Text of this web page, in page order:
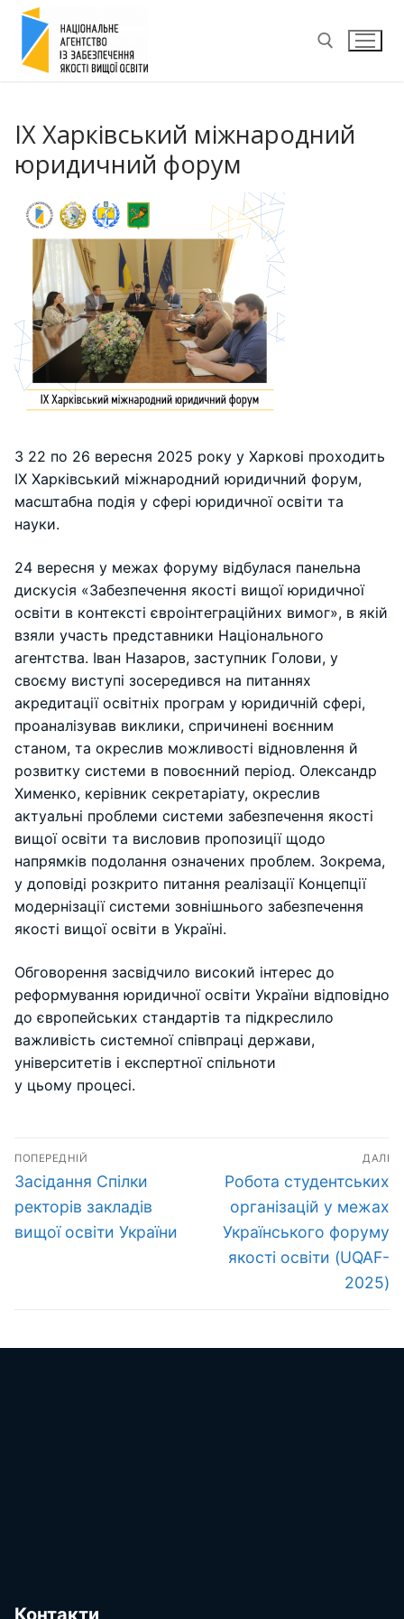
Перейти
вмісту
ІХ Харківський міжнародний
юридичний форум
З 22 по 26 вересня 2025 року у Харкові проходить
ІХ Харківський міжнародний юридичний форум,
масштабна подія у сфері юридичної освіти та
науки.
24 вересня у межах форуму відбулася панельна
дискусія «Забезпечення якості вищої юридичної
освіти в контексті євроінтеграційних вимог», в якій
взяли участь представники Національного
агентства. Іван Назаров, заступник Голови, у
своєму виступі зосередився на питаннях
акредитації освітніх програм у юридичній сфері,
проаналізував виклики, спричинені воєнним
станом, та окреслив можливості відновлення й
розвитку системи в повоєнний період. Олександр
Хименко, керівник секретаріату, окреслив
актуальні проблеми системи забезпечення якості
вищої освіти та висловив пропозиції щодо
напрямків подолання означених проблем. Зокрема,
у доповіді розкрито питання реалізації Концепції
модернізації системи зовнішнього забезпечення
якості вищої освіти в Україні.
Обговорення засвідчило високий інтерес до
реформування юридичної освіти України відповідно
до європейських стандартів та підкреслило
важливість системної співпраці держави,
університетів і експертної спільноти
у цьому процесі.
Навігація
записів
ПОПЕРЕДНІЙ
Попередній
запис:
Засідання Спілки
ректорів закладів
вищої освіти України
ДАЛІ
Наступний
запис:
Робота студентських
організацій у межах
Українського форуму
якості освіти (UQAF-
2025)
Контакти